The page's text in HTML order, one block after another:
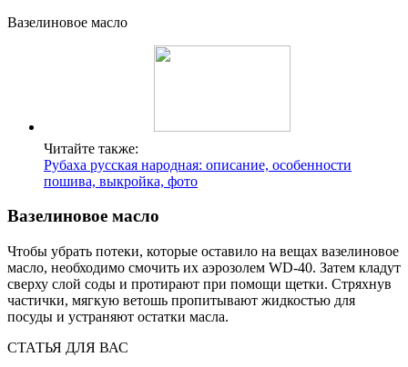
Вазелиновое масло
Читайте также:
Рубаха русская народная: описание, особенности
пошива, выкройка, фото
Вазелиновое масло
Чтобы убрать потеки, которые оставило на вещах вазелиновое
масло, необходимо смочить их аэрозолем WD-40. Затем кладут
сверху слой соды и протирают при помощи щетки. Стряхнув
частички, мягкую ветошь пропитывают жидкостью для
посуды и устраняют остатки масла.
СТАТЬЯ ДЛЯ ВАС